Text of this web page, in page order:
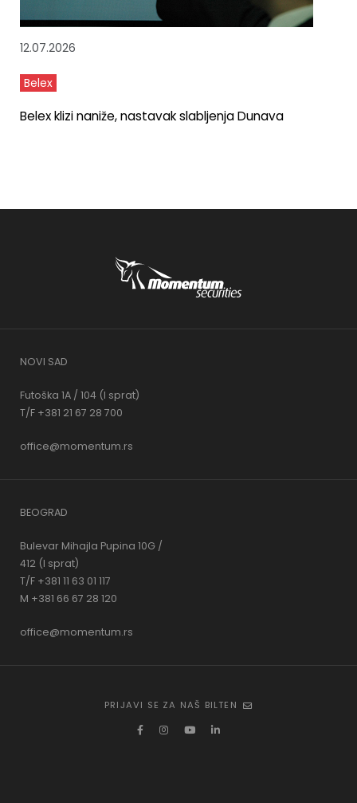
12.07.2026
Belex
Belex klizi naniže, nastavak slabljenja Dunava
NOVI SAD
Futoška 1A / 104 (I sprat)
T/F +381 21 67 28 700
office@momentum.rs
BEOGRAD
Bulevar Mihajla Pupina 10G /
412 (I sprat)
T/F +381 11 63 01 117
M +381 66 67 28 120
office@momentum.rs
PRIJAVI SE ZA NAŠ BILTEN